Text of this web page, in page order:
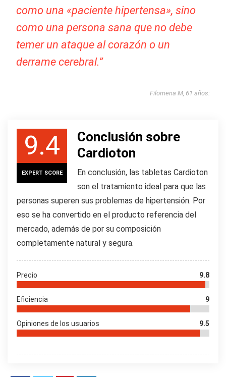
como una «paciente hipertensa», sino
como una persona sana que no debe
temer un ataque al corazón o un
derrame cerebral.”
Filomena M, 61 años:
9.4
EXPERT SCORE
Conclusión sobre
Cardioton
En conclusión, las tabletas Cardioton
son el tratamiento ideal para que las
personas superen sus problemas de hipertensión. Por
eso se ha convertido en el producto referencia del
mercado, además de por su composición
completamente natural y segura.
Precio 9.8
Eficiencia 9
Opiniones de los usuarios 9.5